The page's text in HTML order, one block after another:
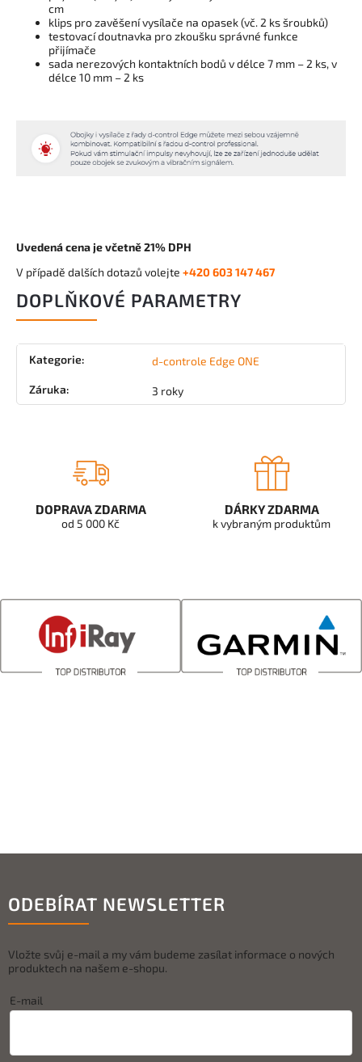
cm
klips pro zavěšení vysílače na opasek (vč. 2 ks šroubků)
testovací doutnavka pro zkoušku správné funkce
přijímače
sada nerezových kontaktních bodů v délce 7 mm – 2 ks, v
délce 10 mm – 2 ks
Uvedená cena je včetně 21% DPH
V případě dalších dotazů volejte +420 603 147 467
DOPLŇKOVÉ PARAMETRY
Kategorie: d-controle Edge ONE
Záruka: 3 roky
DOPRAVA ZDARMA
od 5 000 Kč
DÁRKY ZDARMA
k vybraným produktům
ODEBÍRAT NEWSLETTER
Vložte svůj e-mail a my vám budeme zasílat informace o nových
produktech na našem e-shopu.
E-mail